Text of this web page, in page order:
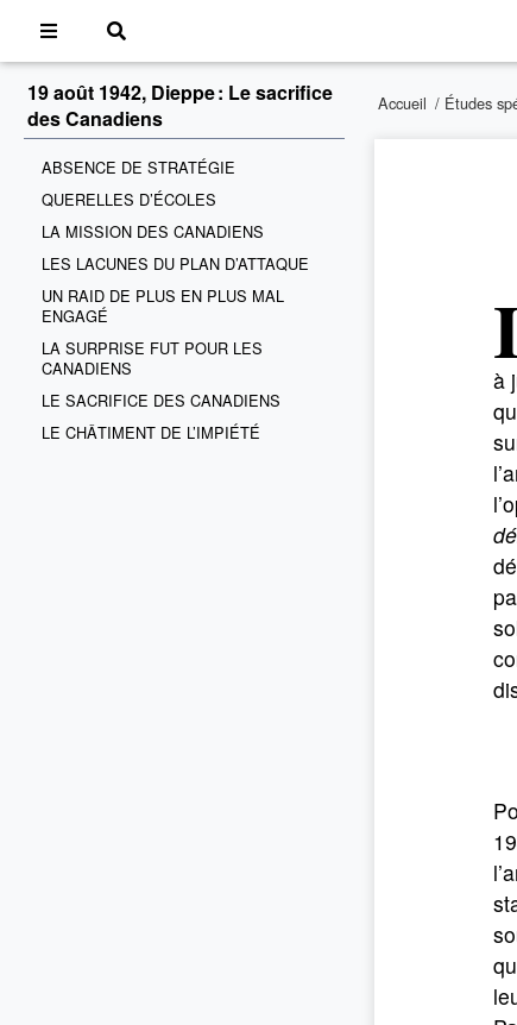
19 août 1942, Dieppe : Le sacrifice
des Canadiens
ABSENCE DE STRATÉGIE
QUERELLES D’ÉCOLES
LA MISSION DES CANADIENS
LES LACUNES DU PLAN D’ATTAQUE
UN RAID DE PLUS EN PLUS MAL
ENGAGÉ
LA SURPRISE FUT POUR LES
CANADIENS
LE SACRIFICE DES CANADIENS
LE CHÂTIMENT DE L’IMPIÉTÉ
Accueil / Études
à